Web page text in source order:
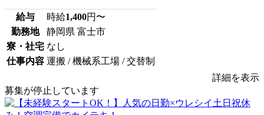
給与 時給1,400円〜
勤務地
静岡県 富士市
寮・社宅 なし
仕事内容 運搬 / 機械系工場 / 交替制
詳細を表示
募集が停止しています